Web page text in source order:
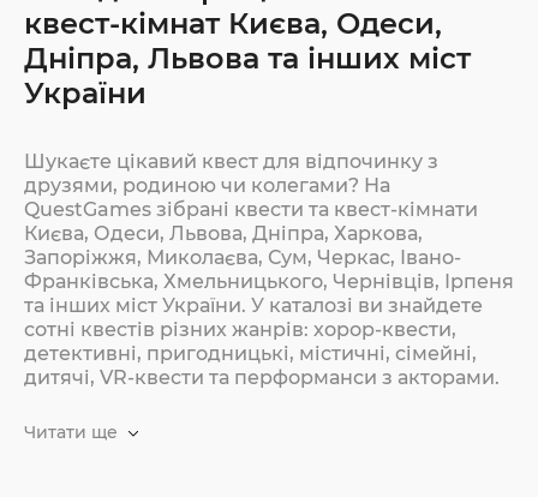
квест-кімнат Києва, Одеси,
Дніпра, Львова та інших міст
України
Шукаєте цікавий квест для відпочинку з
друзями, родиною чи колегами? На
QuestGames зібрані квести та квест-кімнати
Києва, Одеси, Львова, Дніпра, Харкова,
Запоріжжя, Миколаєва, Сум, Черкас, Івано-
Франківська, Хмельницького, Чернівців, Ірпеня
та інших міст України. У каталозі ви знайдете
сотні квестів різних жанрів: хорор-квести,
детективні, пригодницькі, містичні, сімейні,
дитячі, VR-квести та перформанси з акторами.
Читати ще